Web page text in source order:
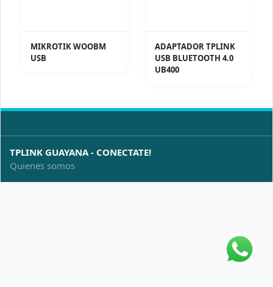
MIKROTIK WOOBM
USB
ADAPTADOR TPLINK
USB BLUETOOTH 4.0
UB400
TPLINK GUAYANA - CONECTATE!
Quienes somos